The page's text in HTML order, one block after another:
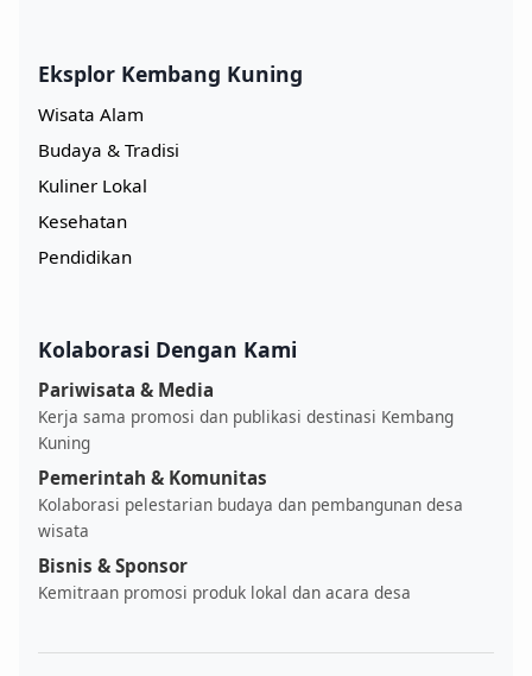
Eksplor Kembang Kuning
Wisata Alam
Budaya & Tradisi
Kuliner Lokal
Kesehatan
Pendidikan
Kolaborasi Dengan Kami
Pariwisata & Media
Kerja sama promosi dan publikasi destinasi Kembang
Kuning
Pemerintah & Komunitas
Kolaborasi pelestarian budaya dan pembangunan desa
wisata
Bisnis & Sponsor
Kemitraan promosi produk lokal dan acara desa